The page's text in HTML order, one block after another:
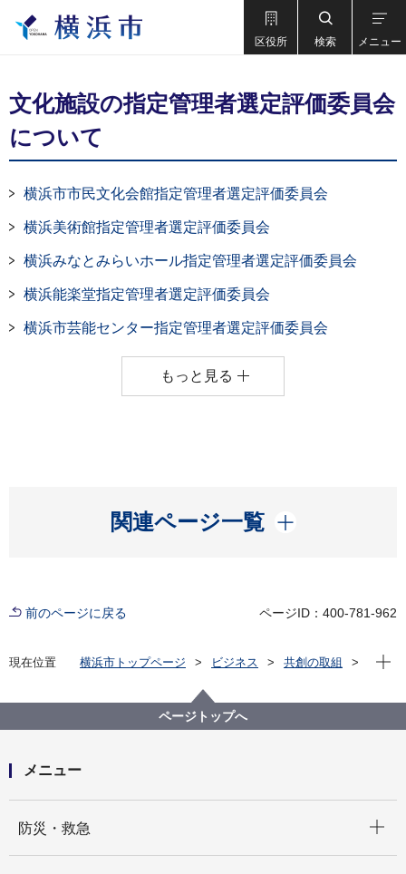
区役所 検索 メニュー
文化施設の指定管理者選定評価委員会
について
横浜市市民文化会館指定管理者選定評価委員会
横浜美術館指定管理者選定評価委員会
横浜みなとみらいホール指定管理者選定評価委員会
横浜能楽堂指定管理者選定評価委員会
横浜市芸能センター指定管理者選定評価委員会
もっと見る
関連ページ一覧
開く
前のページに戻る ページID：400-781-962
現在位置 横浜市トップページ ビジネス
共創の取組
にぎわいスポーツ文化局
文化施設の指定管理者選定評価委員会について
現在
ページトップへ
メニュー
防災・救急